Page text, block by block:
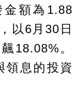
額為1.88
以6月30日
18.08%。
領息的投資